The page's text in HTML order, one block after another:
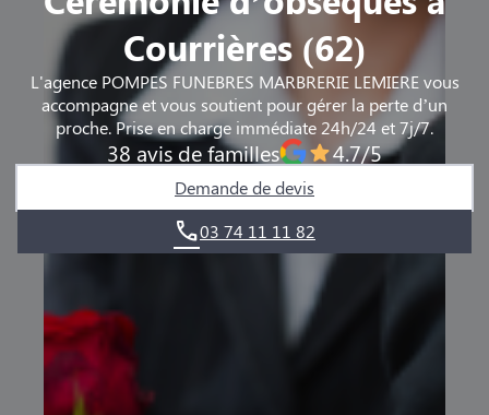
Courrières (62)
L'agence POMPES FUNEBRES MARBRERIE LEMIERE vous
accompagne et vous soutient pour gérer la perte d’un
proche. Prise en charge immédiate 24h/24 et 7j/7.
38 avis de familles 4.7/5
Demande de devis
03 74 11 11 82